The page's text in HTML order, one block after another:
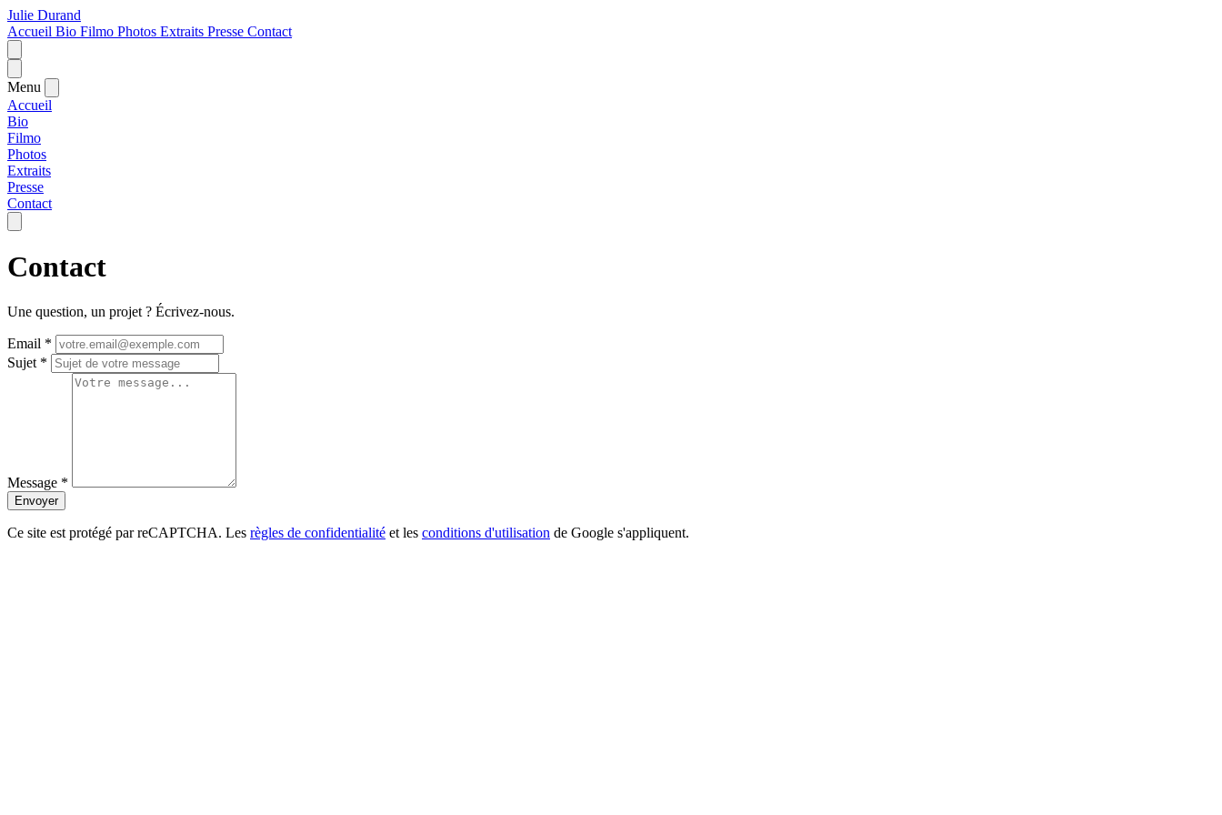
Julie Durand
Accueil Bio Filmo Photos Extraits Presse Contact
Menu
Accueil
Bio
Filmo
Photos
Extraits
Presse
Contact
Contact
Une question, un projet ? Écrivez-nous.
Email *
Sujet *
Message *
Envoyer
Ce site est protégé par reCAPTCHA. Les règles de confidentialité et les conditions d'utilisation de Google s'appliquent.